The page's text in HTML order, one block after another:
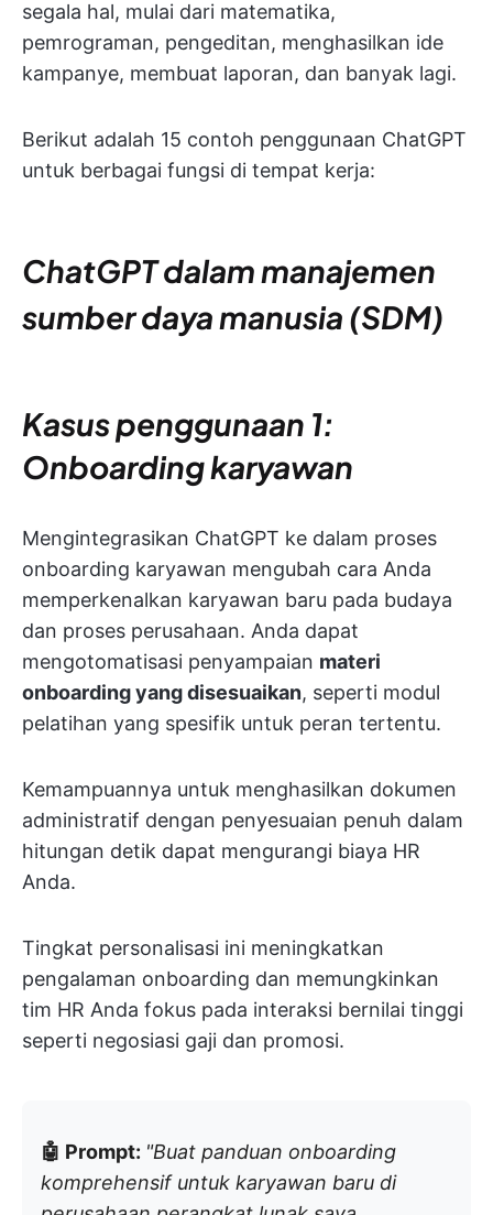
segala hal, mulai dari matematika,
pemrograman, pengeditan, menghasilkan ide
kampanye, membuat laporan, dan banyak lagi.
Berikut adalah 15 contoh penggunaan ChatGPT
untuk berbagai fungsi di tempat kerja:
ChatGPT dalam manajemen
sumber daya manusia (SDM)
Kasus penggunaan 1:
Onboarding karyawan
Mengintegrasikan ChatGPT ke dalam proses
onboarding karyawan mengubah cara Anda
memperkenalkan karyawan baru pada budaya
dan proses perusahaan. Anda dapat
mengotomatisasi penyampaian materi
onboarding yang disesuaikan, seperti modul
pelatihan yang spesifik untuk peran tertentu.
Kemampuannya untuk menghasilkan dokumen
administratif dengan penyesuaian penuh dalam
hitungan detik dapat mengurangi biaya HR
Anda.
Tingkat personalisasi ini meningkatkan
pengalaman onboarding dan memungkinkan
tim HR Anda fokus pada interaksi bernilai tinggi
seperti negosiasi gaji dan promosi.
🤖 Prompt: "Buat panduan onboarding
komprehensif untuk karyawan baru di